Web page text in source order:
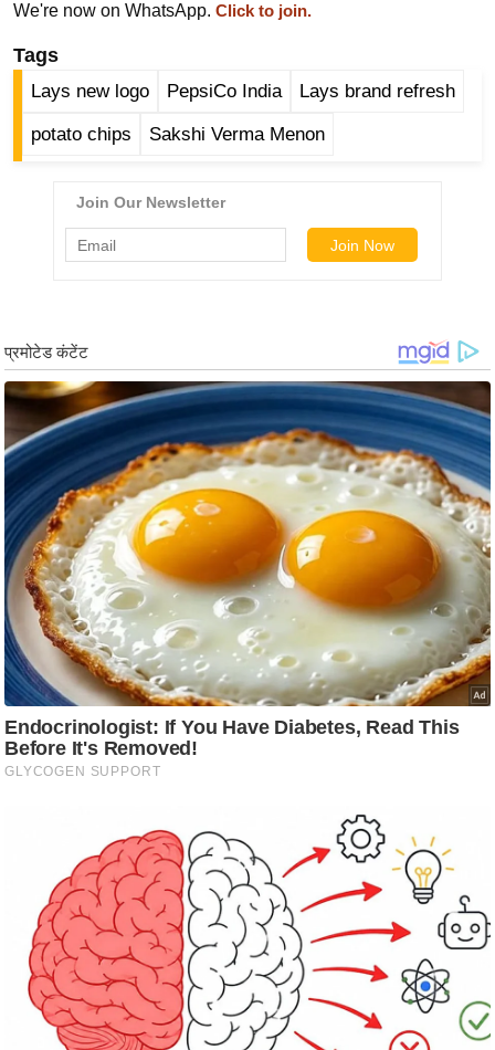
टो
व
र्ल्ड
ज
न
ज
ग
त
बॉ
ली
वु
ड
हॉ
ली
वु
ड
फि
ल्म
स
a
k
i
We're now on WhatsApp. Click to join.
Tags
Lays new logo PepsiCo India Lays brand refresh
potato chips Sakshi Verma Menon